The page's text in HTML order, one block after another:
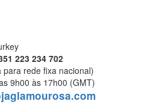
223 234 702
para rede fixa nacional)
9h00 às 17h00 (GMT)